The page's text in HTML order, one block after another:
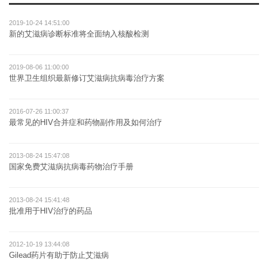
2019-10-24 14:51:00
新的艾滋病诊断标准将全面纳入核酸检测
2019-08-06 11:00:00
世界卫生组织最新修订艾滋病抗病毒治疗方案
2016-07-26 11:00:37
最常见的HIV合并症和药物副作用及如何治疗
2013-08-24 15:47:08
国家免费艾滋病抗病毒药物治疗手册
2013-08-24 15:41:48
批准用于HIV治疗的药品
2012-10-19 13:44:08
Gilead药片有助于防止艾滋病